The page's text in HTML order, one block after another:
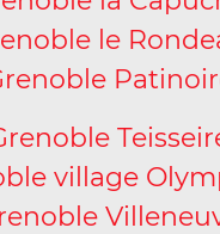
le
village